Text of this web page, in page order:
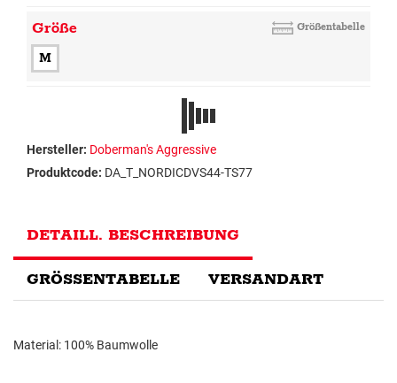
Größe Größentabelle
M
Hersteller: Doberman's Aggressive
Produktcode: DA_T_NORDICDVS44-TS77
DETAILL. BESCHREIBUNG
GRÖSSENTABELLE VERSANDART
Material: 100% Baumwolle